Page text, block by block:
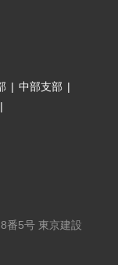
| 中部支部 |
|
番5号 東京建設